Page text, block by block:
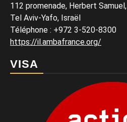
112 promenade, Herbert Samuel,
Tel Aviv-Yafo, Israël
Téléphone : +972 3-520-8300
https://il.ambafrance.org/
VISA